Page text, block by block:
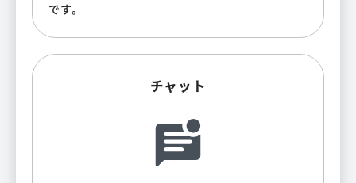
です。
チャット